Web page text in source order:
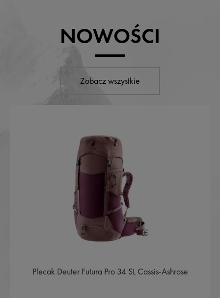
NOWOŚCI
Zobacz wszystkie
Plecak Deuter Futura Pro 34 SL Cassis-Ashrose